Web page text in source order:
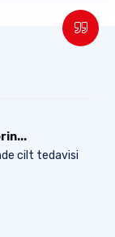
cilt tedavisi